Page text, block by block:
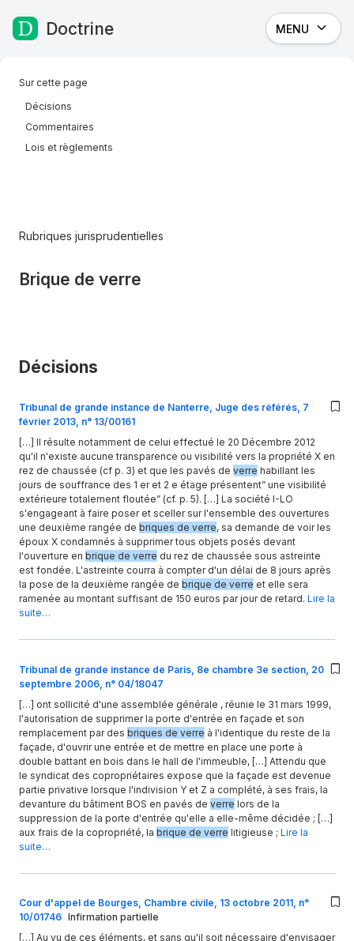
Passer au contenu
Doctrine MENU
Sur cette page
Décisions
Commentaires
Lois et règlements
Rubriques jurisprudentielles
Brique de verre
Décisions
Tribunal de grande instance de Nanterre, Juge des référés, 7
février 2013, n° 13/00161
[…] Il résulte notamment de celui effectué le 20 Décembre 2012
qu'il n'existe aucune transparence ou visibilité vers la propriété X en
rez de chaussée (cf p. 3) et que les pavés de verre habillant les
jours de souffrance des 1 er et 2 e étage présentent” une visibilité
extérieure totalement floutée” (cf. p. 5). […] La société I-LO
s'engageant à faire poser et sceller sur l'ensemble des ouvertures
une deuxième rangée de briques de verre, sa demande de voir les
époux X condamnés à supprimer tous objets posés devant
l'ouverture en brique de verre du rez de chaussée sous astreinte
est fondée. L'astreinte courra à compter d'un délai de 8 jours après
la pose de la deuxième rangée de brique de verre et elle sera
ramenée au montant suffisant de 150 euros par jour de retard. Lire la
suite…
Tribunal de grande instance de Paris, 8e chambre 3e section, 20
septembre 2006, n° 04/18047
[…] ont sollicité d'une assemblée générale , réunie le 31 mars 1999,
l'autorisation de supprimer la porte d'entrée en façade et son
remplacement par des briques de verre à l'identique du reste de la
façade, d'ouvrir une entrée et de mettre en place une porte à
double battant en bois dans le hall de l'immeuble, […] Attendu que
le syndicat des copropriétaires expose que la façade est devenue
partie privative lorsque l'indivision Y et Z a complété, à ses frais, la
devanture du bâtiment BOS en pavés de verre lors de la
suppression de la porte d'entrée qu'elle a elle-même décidée ; […]
aux frais de la copropriété, la brique de verre litigieuse ; Lire la
suite…
Cour d'appel de Bourges, Chambre civile, 13 octobre 2011, n°
10/01746 Infirmation partielle
[…] Au vu de ces éléments, et sans qu'il soit nécessaire d'envisager